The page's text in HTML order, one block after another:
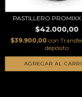
PASTILLERO
$42.000,00
$39.900,00 con
depósito
AGREGAR AL